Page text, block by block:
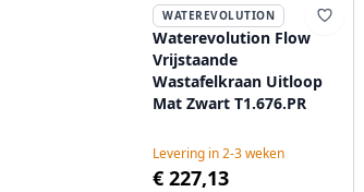
WATEREVOLUTION
Waterevolution Flow
Vrijstaande
Wastafelkraan Uitloop
Mat Zwart T1.676.PR
Levering in 2-3 weken
€ 227,13